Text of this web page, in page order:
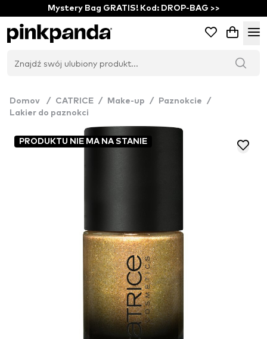
Mystery Bag GRATIS! Kod: DROP-BAG >>
Domov / CATRICE / Make-up / Paznokcie
/
Lakier do paznokci
PRODUKTU NIE MA NA STANIE